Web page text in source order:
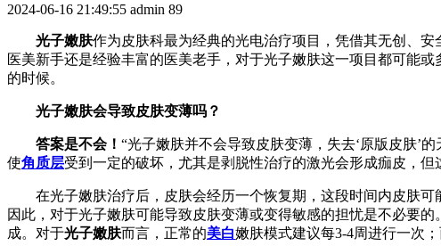
2024-06-16 21:49:55 admin 89
光子嫩肤作为皮肤科最为经典的光电治疗项目，凭借其无创、
医美新手还是经验丰富的医美老手，对于光子嫩肤这一项目都可能或
的时候。
光子嫩肤会导致皮肤变薄吗？
答案是不会！ “光子嫩肤并不会导致皮肤变薄，失去‘原版皮肤’
使角质层受到一定的破坏，尤其是剥脱性治疗的激光会形成痂皮，但
在光子嫩肤治疗后，皮肤会经历一个恢复期，这段时间内皮肤
因此，对于光子嫩肤可能导致皮肤变薄或变得敏感的担忧是不必要的。
成。对于光子嫩肤而言，正常的美白嫩肤模式建议每3-4周进行一次